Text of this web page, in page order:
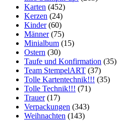
Karten (452)
Kerzen (24)
Kinder(60)
Männer(75)
Minialbum (15)
Ostern (30)
Taufe und Konfirmation (35)
Team StempelART (37)
Tolle Kartentechnik!!! (35)
Tolle Technik!!! (71)
Trauer(17)
Verpackungen (343)
Weihnachten (143)